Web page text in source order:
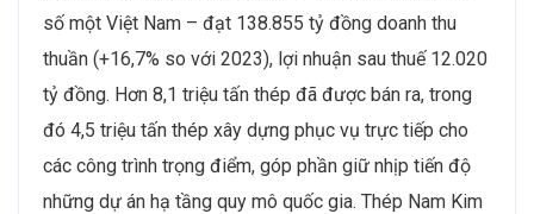
số một Việt Nam – đạt 138.855 tỷ đồng doanh thu
thuần (+16,7% so với 2023), lợi nhuận sau thuế 12.020
tỷ đồng. Hơn 8,1 triệu tấn thép đã được bán ra, trong
đó 4,5 triệu tấn thép xây dựng phục vụ trực tiếp cho
các công trình trọng điểm, góp phần giữ nhịp tiến độ
những dự án hạ tầng quy mô quốc gia. Thép Nam Kim